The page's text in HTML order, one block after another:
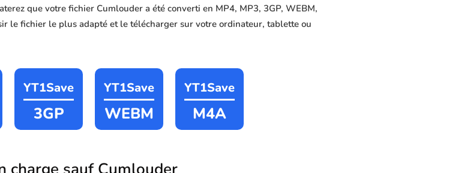
que votre fichier Cumlouder a été converti en MP4, MP3, 3GP, WEBM,
le fichier le plus adapté et le télécharger sur votre ordinateur, tablette ou
YT1Save
3GP
YT1Save
WEBM
YT1Save
M4A